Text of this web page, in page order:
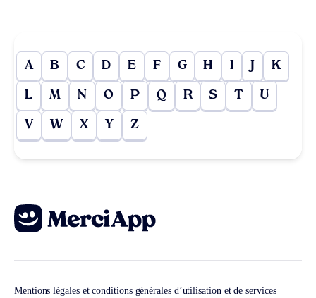
A B C D E F G H I J K
L M N O P Q R S T U
V W X Y Z
Mentions légales et conditions générales d’utilisation et de services